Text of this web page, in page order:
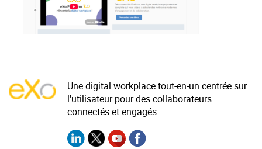
La Plateforme
Pourquoi eXo
No code
Intégrations
IA maitrisée
Une digital workplace tout-en-un centrée sur
l'utilisateur pour des collaborateurs
connectés et engagés